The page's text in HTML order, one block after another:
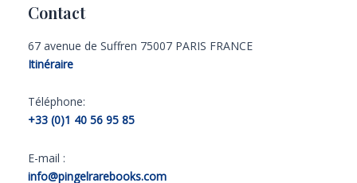
Contact
67 avenue de Suffren 75007 PARIS FRANCE
Itinéraire
Téléphone:
+33 (0)1 40 56 95 85
E-mail :
info@pingelrarebooks.com